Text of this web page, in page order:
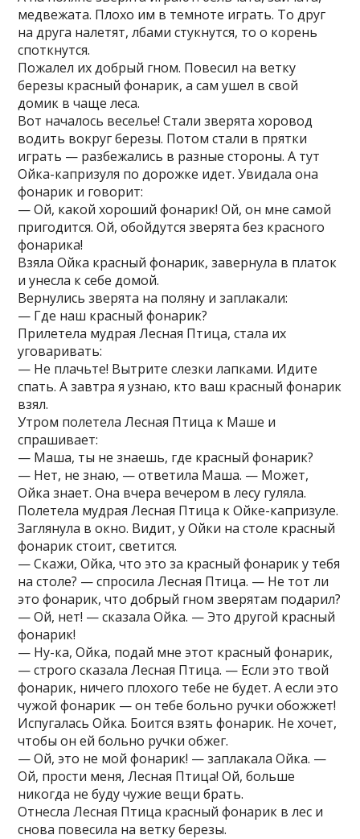
медвежата. Плохо им в темноте играть. То друг
на друга налетят, лбами стукнутся, то о корень
споткнутся.
Пожалел их добрый гном. Повесил на ветку
березы красный фонарик, а сам ушел в свой
домик в чаще леса.
Вот началось веселье! Стали зверята хоровод
водить вокруг березы. Потом стали в прятки
играть — разбежались в разные стороны. А тут
Ойка-капризуля по дорожке идет. Увидала она
фонарик и говорит:
— Ой, какой хороший фонарик! Ой, он мне самой
пригодится. Ой, обойдутся зверята без красного
фонарика!
Взяла Ойка красный фонарик, завернула в платок
и унесла к себе домой.
Вернулись зверята на поляну и заплакали:
— Где наш красный фонарик?
Прилетела мудрая Лесная Птица, стала их
уговаривать:
— Не плачьте! Вытрите слезки лапками. Идите
спать. А завтра я узнаю, кто ваш красный фонарик
взял.
Утром полетела Лесная Птица к Маше и
спрашивает:
— Маша, ты не знаешь, где красный фонарик?
— Нет, не знаю, — ответила Маша. — Может,
Ойка знает. Она вчера вечером в лесу гуляла.
Полетела мудрая Лесная Птица к Ойке-капризуле.
Заглянула в окно. Видит, у Ойки на столе красный
фонарик стоит, светится.
— Скажи, Ойка, что это за красный фонарик у тебя
на столе? — спросила Лесная Птица. — Не тот ли
это фонарик, что добрый гном зверятам подарил?
— Ой, нет! — сказала Ойка. — Это другой красный
фонарик!
— Ну-ка, Ойка, подай мне этот красный фонарик,
— строго сказала Лесная Птица. — Если это твой
фонарик, ничего плохого тебе не будет. А если это
чужой фонарик — он тебе больно ручки обожжет!
Испугалась Ойка. Боится взять фонарик. Не хочет,
чтобы он ей больно ручки обжег.
— Ой, это не мой фонарик! — заплакала Ойка. —
Ой, прости меня, Лесная Птица! Ой, больше
никогда не буду чужие вещи брать.
Отнесла Лесная Птица красный фонарик в лес и
снова повесила на ветку березы.